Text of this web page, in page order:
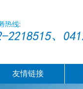
友情链接